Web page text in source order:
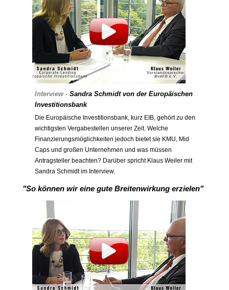
Interview - Sandra Schmidt von der Europäischen
Investitionsbank
Die Europäische Investitionsbank, kurz EIB, gehört zu den
wichtigsten Vergabestellen unserer Zeit. Welche
Finanzierungsmöglichkeiten jedoch bietet sie KMU, Mid
Caps und großen Unternehmen und was müssen
Antragsteller beachten? Darüber spricht Klaus Weiler mit
Sandra Schmidt im Interview.
"So können wir eine gute Breitenwirkung erzielen"